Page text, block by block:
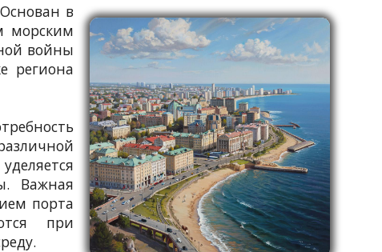
в
морским
войны
региона
Важная
порта
при